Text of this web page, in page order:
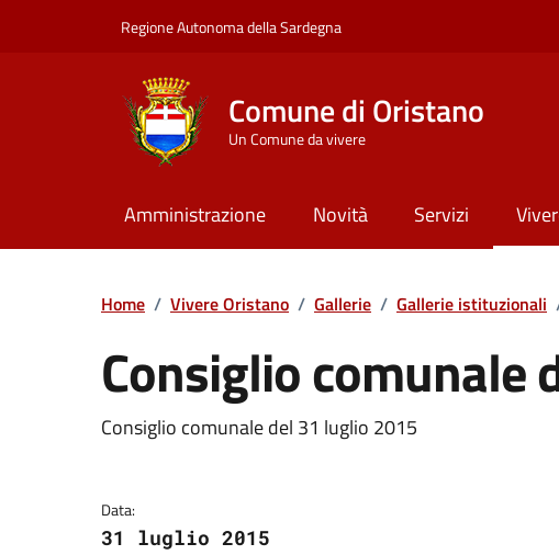
Regione Autonoma della Sardegna
Comune di Oristano
Un Comune da vivere
Amministrazione Novità Servizi
Home / Vivere Oristano / Gallerie / Gallerie istituzionali
Consiglio comunale
Dettaglio della galleria
Consiglio comunale del 31 luglio 2015
Data:
31 luglio 2015